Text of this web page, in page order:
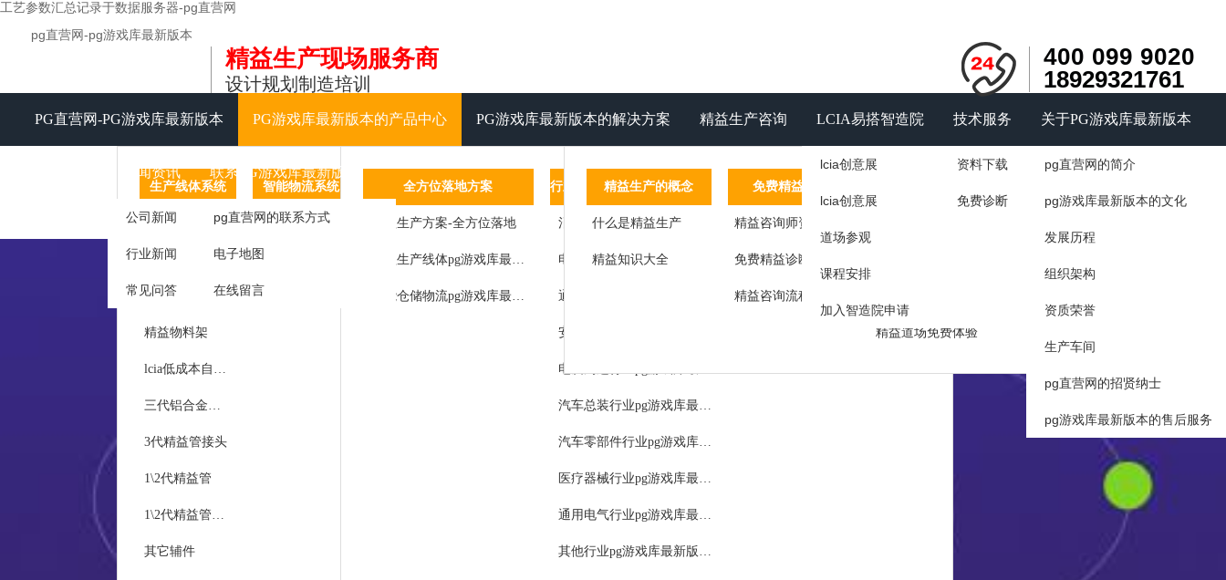
工艺参数汇总记录于数据服务器-pg直营网
pg直营网-pg游戏库最新版本
精益生产现场服务商
设计规划制造培训
400 099 9020
18929321761
PG直营网-PG游戏库最新版本 PG游戏库最新版本的产品中心
生产线体系统
精益生产线
精益工作台
精益周转车
精益物料架
lcia低成本自动化
三代铝合金精益管
3代精益管接头
1\2代精益管
1\2代精益管接头
其它辅件
智能物流系统
agv智能
智能仓储
仓库仓储货架
信息化管理系统
tpm设备管理
工艺参数汇总记录于数据服务器
工作状态
管理运营系统
标准作业
精益道场
精益辅导
PG游戏库最新版本的解决方案
全方位落地方案
精益生产方案-全方位落地
精益生产线体pg游戏库最新版本的解决方案
智能仓储物流pg游戏库最新版本的解决方案
汽车总装行业pg游戏库最新版本的解决方案
汽车零部件行业pg游戏库最新版本的解决方案
医疗器械行业pg游戏库最新版本的解决方案
通用电气行业pg游戏库最新版本的解决方案
其他行业pg游戏库最新版本的解决方案
客户见证
标杆客户
客户感言
改进成果
精益生产咨询
精益生产的概念
什么是精益生产
精益知识大全
免费精益咨询
精益咨询师资力量
免费精益诊断咨询
精益咨询流程
精益道场免费体验
LCIA易搭智造院
lcia创意展
lcia创意展
道场参观
课程安排
加入智造院申请
技术服务
资料下载
免费诊断
关于PG游戏库最新版本
pg直营网的简介
pg游戏库最新版本的文化
发展历程
组织架构
资质荣誉
生产车间
pg直营网的招贤纳士
pg游戏库最新版本的售后服务
新闻资讯
公司新闻
行业新闻
常见问答
联系PG游戏库最新版本
pg直营网的联系方式
电子地图
在线留言